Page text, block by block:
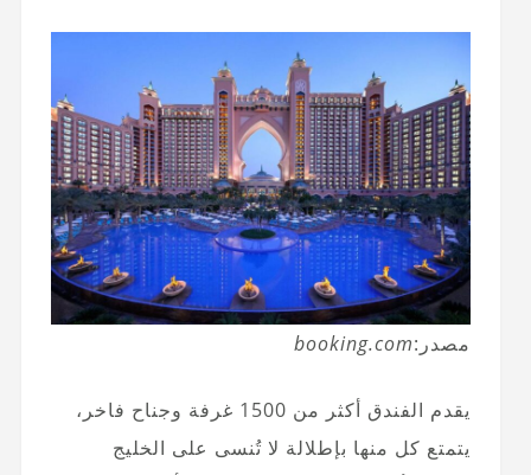
مصدر:booking.com
يقدم الفندق أكثر من 1500 غرفة وجناح فاخر،
يتمتع كل منها بإطلالة لا تُنسى على الخليج